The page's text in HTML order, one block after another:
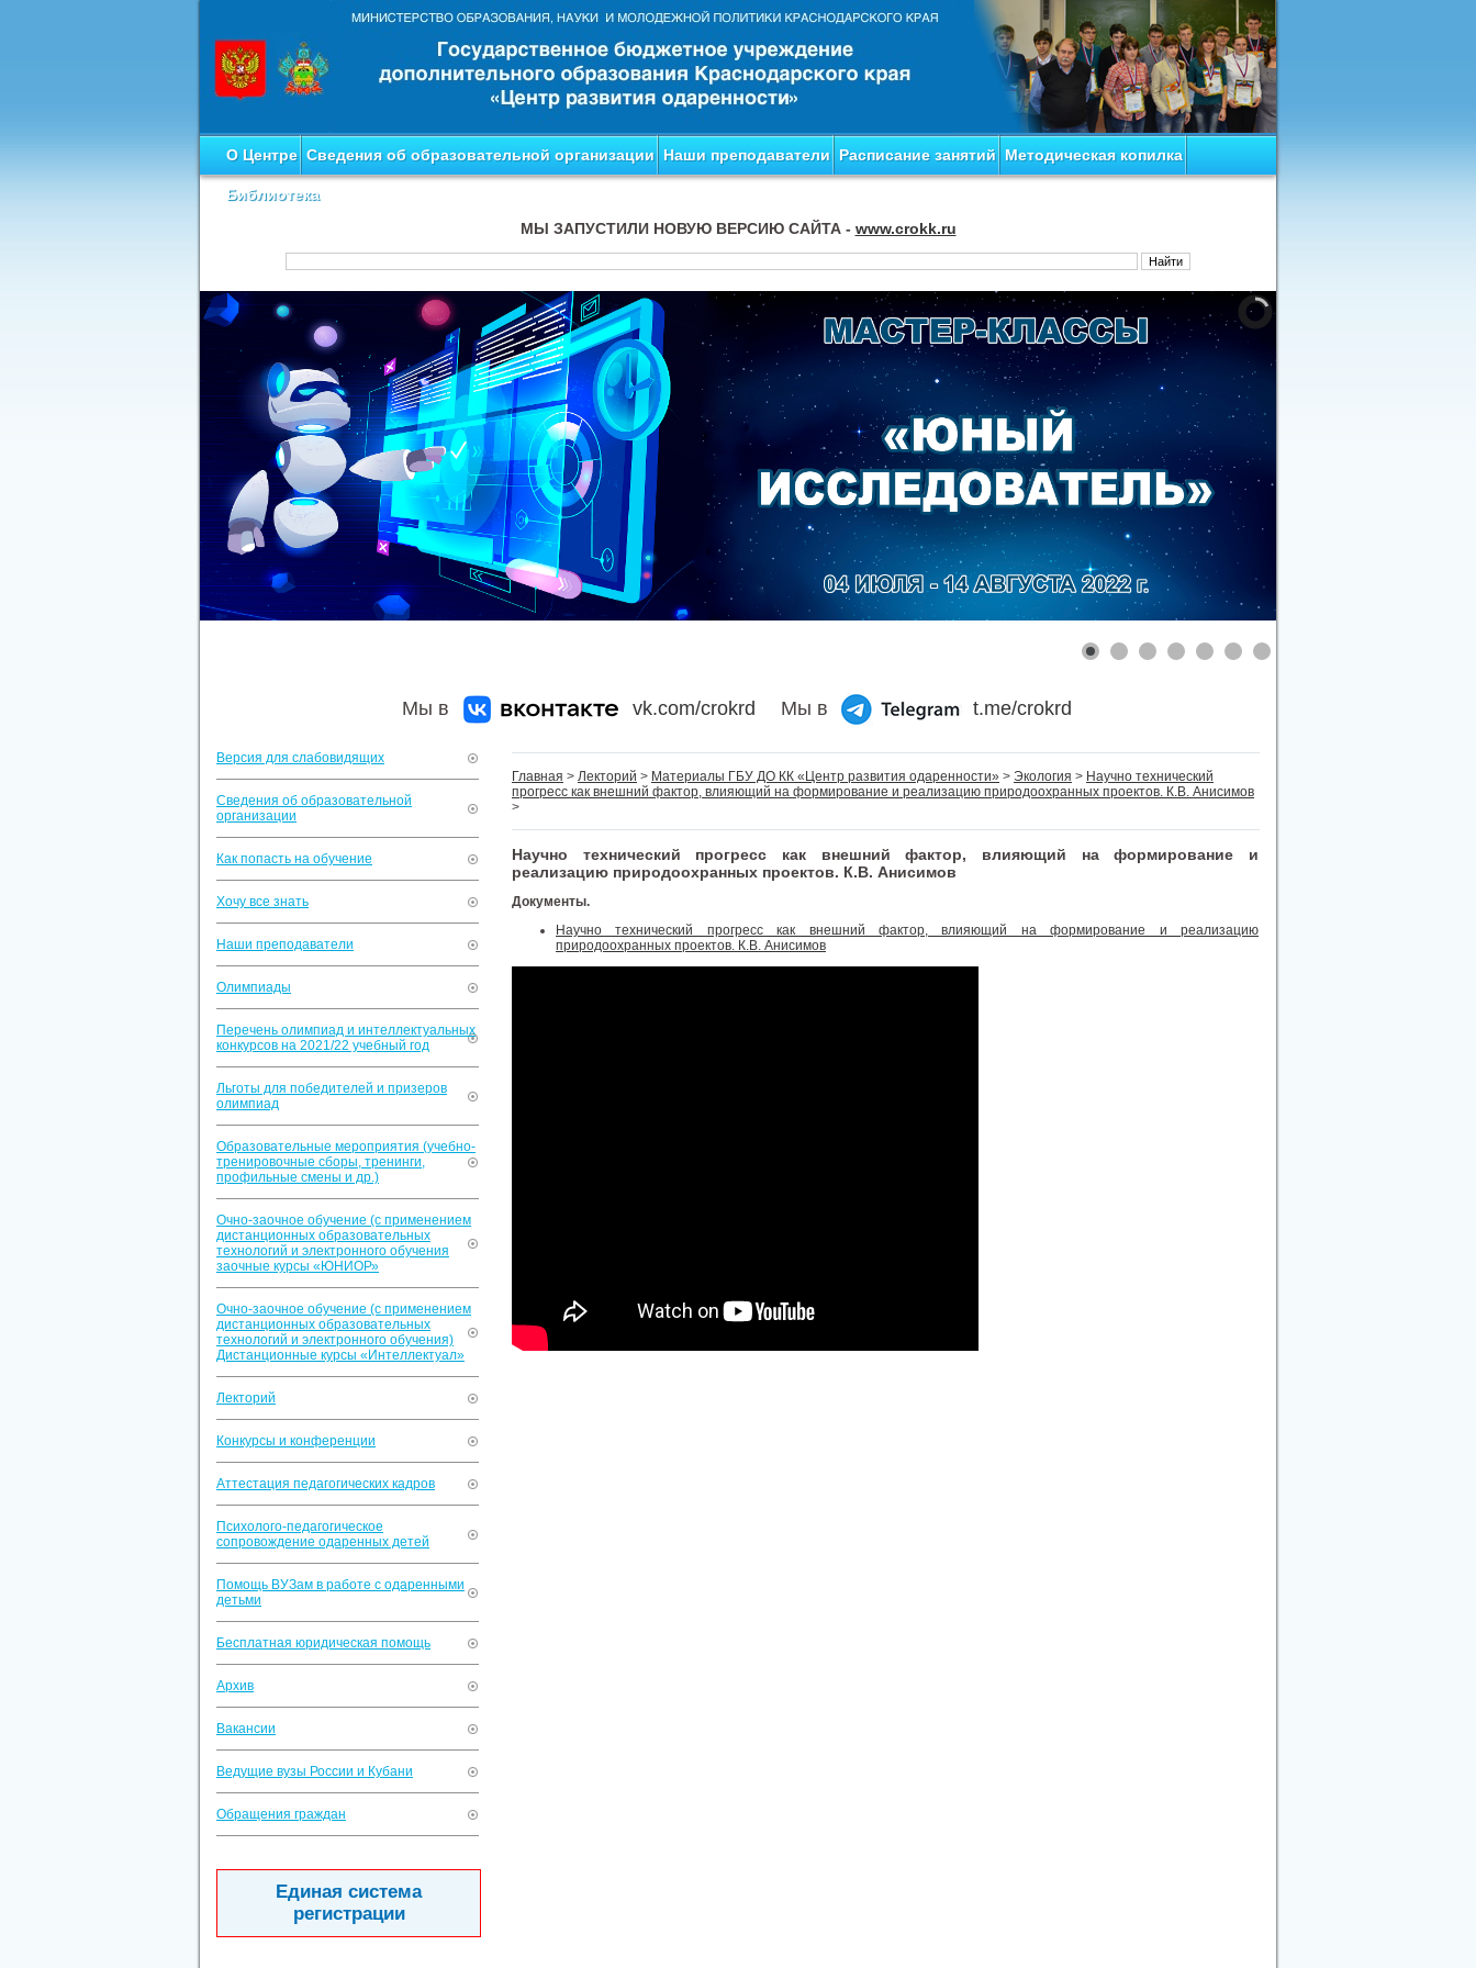
О Центре Сведения об образовательной организации Наши преподаватели Расписание занятий Методическая копилка
Библиотека
МЫ ЗАПУСТИЛИ НОВУЮ ВЕРСИЮ САЙТА - www.crokk.ru
Мы в vk.com/crokrd Мы в t.me/crokrd
Версия для слабовидящих
Сведения об образовательной
организации
Как попасть на обучение
Хочу все знать
Наши преподаватели
Олимпиады
Перечень олимпиад и интеллектуальных
конкурсов на 2021/22 учебный год
Льготы для победителей и призеров
олимпиад
Образовательные мероприятия (учебно-
тренировочные сборы, тренинги,
профильные смены и др.)
Очно-заочное обучение (с применением
дистанционных образовательных
технологий и электронного обучения
заочные курсы «ЮНИОР»
Очно-заочное обучение (с применением
дистанционных образовательных
технологий и электронного обучения)
Дистанционные курсы «Интеллектуал»
Лекторий
Конкурсы и конференции
Аттестация педагогических кадров
Психолого-педагогическое
сопровождение одаренных детей
Помощь ВУЗам в работе с одаренными
детьми
Бесплатная юридическая помощь
Архив
Вакансии
Ведущие вузы России и Кубани
Обращения граждан
Единая система
регистрации
Главная > Лекторий > Материалы ГБУ ДО КК «Центр развития одаренности» > Экология > Научно технический
прогресс как внешний фактор, влияющий на формирование и реализацию природоохранных проектов. К.В. Анисимов
>
Научно технический прогресс как внешний фактор, влияющий на формирование и
реализацию природоохранных проектов. К.В. Анисимов
Документы.
Научно технический прогресс как внешний фактор, влияющий на формирование и реализацию
природоохранных проектов. К.В. Анисимов